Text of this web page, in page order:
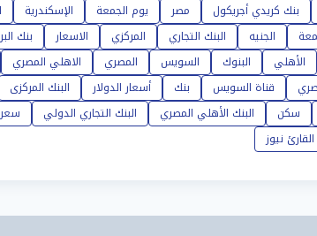
بنك كريدي أجريكول مصر يوم الجمعة الإسكندرية
الجنيه البنك التجاري المركزي الاسعار بنك
الأهلي البنوك السويس المصري الاهلي المصري
قناة السويس بنك أسعار الدولار البنك المركزى
سكن البنك الأهلي المصري البنك التجاري الدولي سعر
القارئ نيوز